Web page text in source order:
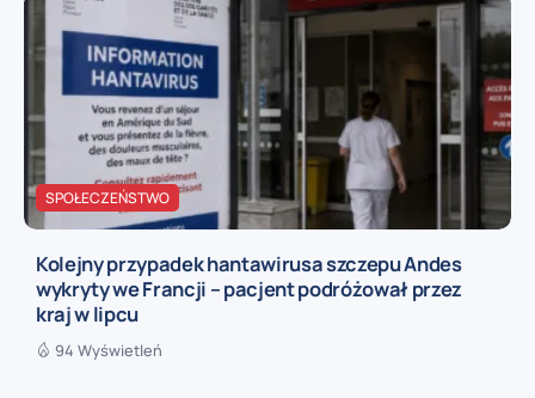
SPOŁECZEŃSTWO
Kolejny przypadek hantawirusa szczepu Andes
wykryty we Francji – pacjent podróżował przez
kraj w lipcu
94 Wyświetleń